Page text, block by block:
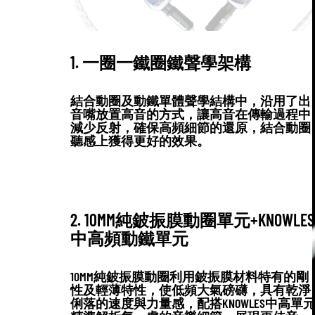
1. 一圈一鐵圈鐵聲學架構
結合動圈及動鐵單體聲學結構中，沿用了出
音嘴放置高音的方式，讓高音在傳輸過程中
減少反射，確保高頻細節的還原，結合動圈
聽感上獲得更好的效果。
2. 10MM純鈹振膜動圈單元+KNOWLES
中高頻動鐵單元
10MM純鈹振膜動圈利用鈹振膜材料特有的剛
性及輕薄特性，使低頻大氣磅礴，具有乾淨
俐落的速度與力量感，配搭KNOWLES中高單元